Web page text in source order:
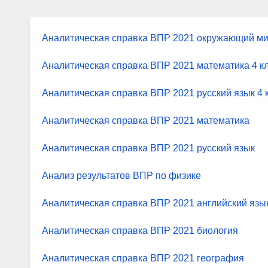
Аналитическая справка ВПР 2021 окружающий
Аналитическая справка ВПР 2021 математика 4
Аналитическая справка ВПР 2021 русский язык 4
Аналитическая справка ВПР 2021 математика
Аналитическая справка ВПР 2021 русский язык
Анализ результатов ВПР по физике
Аналитическая справка ВПР 2021 английский
Аналитическая справка ВПР 2021 биология
Аналитическая справка ВПР 2021 география